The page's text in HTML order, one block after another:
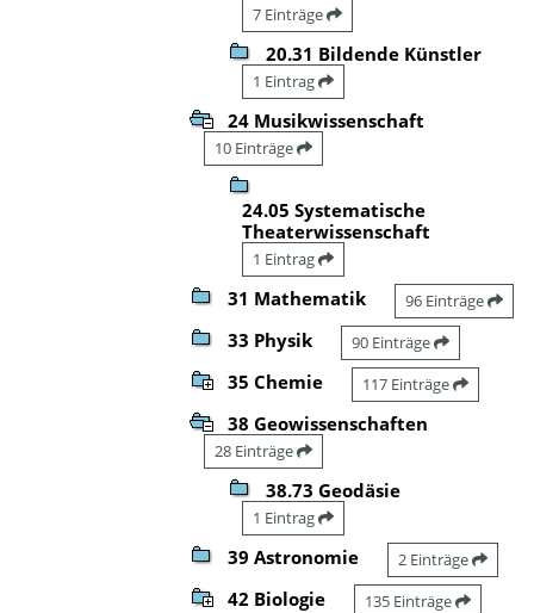
7 Einträge
20.31 Bildende Künstler
1 Eintrag
24 Musikwissenschaft
10 Einträge
24.05 Systematische
Theaterwissenschaft
1 Eintrag
31 Mathematik 96 Einträge
33 Physik 90 Einträge
35 Chemie 117 Einträge
38 Geowissenschaften
28 Einträge
38.73 Geodäsie
1 Eintrag
39 Astronomie 2 Einträge
42 Biologie 135 Einträge